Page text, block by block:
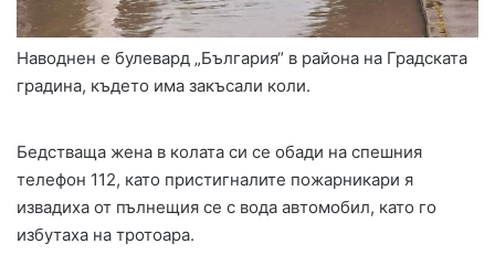
Наводнен е булевард „България“ в района на Градската
градина, където има закъсали коли.
Бедстваща жена в колата си се обади на спешния
телефон 112, като пристигналите пожарникари я
извадиха от пълнещия се с вода автомобил, като го
избутаха на тротоара.